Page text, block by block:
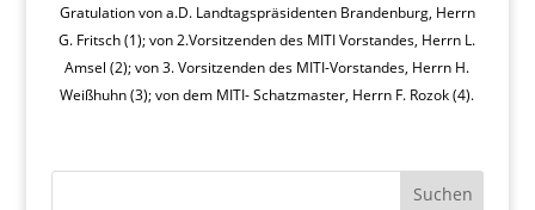
Gratulation von a.D. Landtagspräsidenten Brandenburg, Herrn
G. Fritsch (1); von 2.Vorsitzenden des MITI Vorstandes, Herrn L.
Amsel (2); von 3. Vorsitzenden des MITI-Vorstandes, Herrn H.
Weißhuhn (3); von dem MITI- Schatzmaster, Herrn F. Rozok (4).